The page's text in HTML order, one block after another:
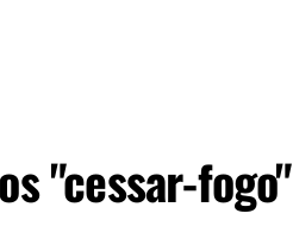
"cessar-fogo"